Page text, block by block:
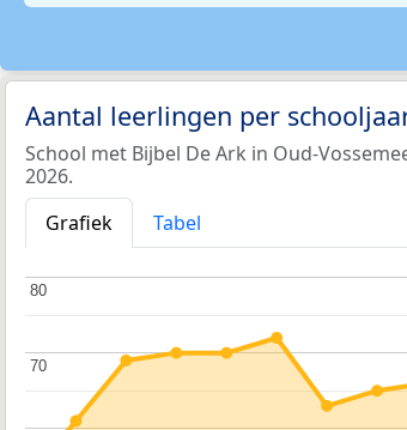
Aantal leerlingen per
School met Bijbel De Ark in Oud-
2026.
Grafiek
Tabel
70
70
80
80